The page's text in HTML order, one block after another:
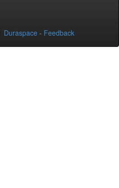
Duraspace - Feedback